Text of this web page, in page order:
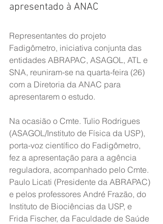
apresentado à ANAC
Representantes do projeto
Fadigômetro, iniciativa conjunta das
entidades ABRAPAC, ASAGOL, ATL e
SNA, reuniram-se na quarta-feira (26)
com a Diretoria da ANAC para
apresentarem o estudo.
Na ocasião o Cmte. Tulio Rodrigues
(ASAGOL/Instituto de Física da USP),
porta-voz científico do Fadigômetro,
fez a apresentação para a agência
reguladora, acompanhado pelo Cmte.
Paulo Licati (Presidente da ABRAPAC)
e pelos professores André Frazão, do
Instituto de Biociências da USP, e
Frida Fischer, da Faculdade de Saúde